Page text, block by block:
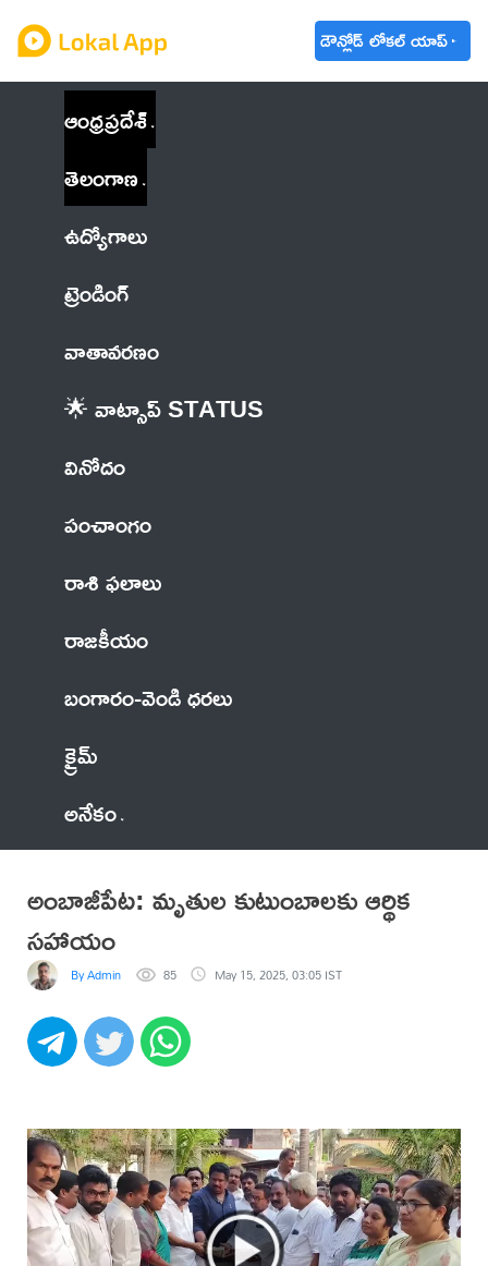
డౌన్లోడ్ లోకల్ యాప్
ఆంధ్రప్రదేశ్
తెలంగాణ
ఉద్యోగాలు
ట్రెండింగ్
వాతావరణం
🌟 వాట్సాప్ STATUS
వినోదం
పంచాంగం
రాశి ఫలాలు
రాజకీయం
బంగారం-వెండి ధరలు
క్రైమ్
అనేకం
అంబాజీపేట: మృతుల కుటుంబాలకు ఆర్థిక
సహాయం
By Admin 85 May 15, 2025, 03:05 IST